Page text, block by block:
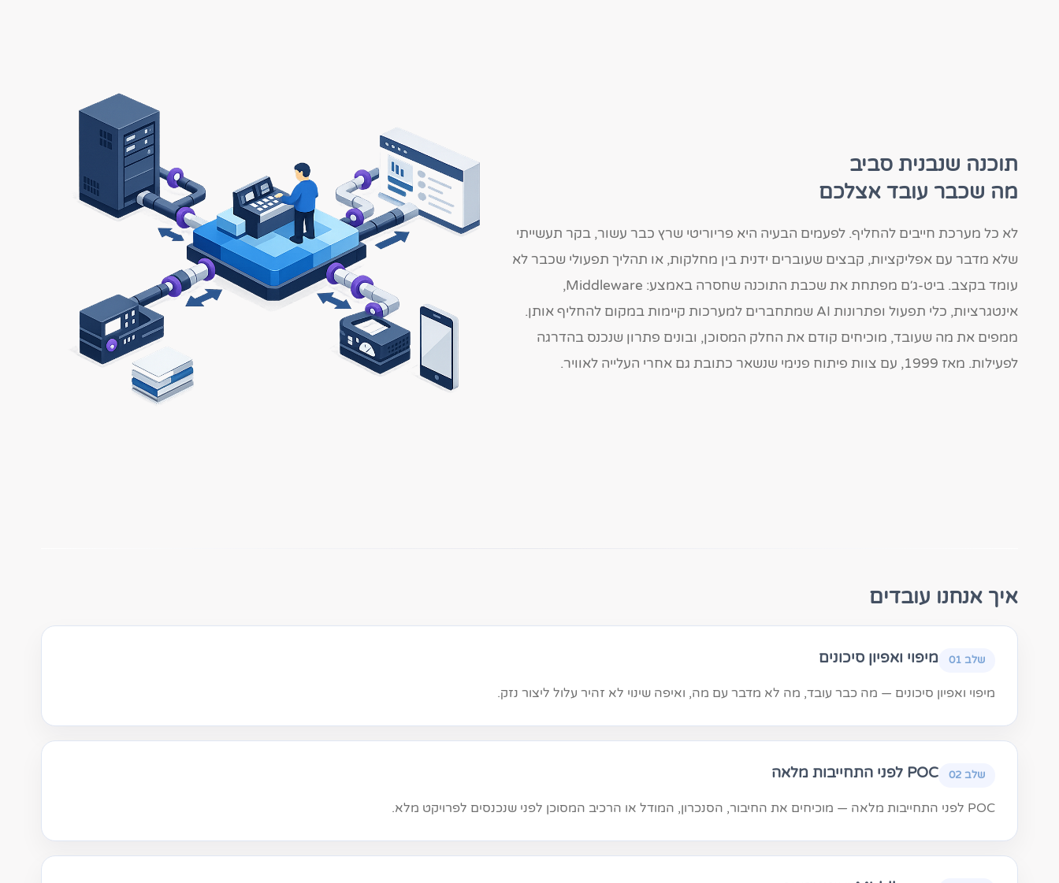
תוכנה שנבנית סביב
מה שכבר עובד אצלכם
לא כל מערכת חייבים להחליף. לפעמים הבעיה היא פריוריטי שרץ כבר עשור, בקר תעשייתי
שלא מדבר עם אפליקציות, קבצים שעוברים ידנית בין מחלקות, או תהליך תפעולי שכבר לא
עומד בקצב. ביט-ג׳ם מפתחת את שכבת התוכנה שחסרה באמצע: Middleware,
אינטגרציות, כלי תפעול ופתרונות AI שמתחברים למערכות קיימות במקום להחליף אותן.
ממפים את מה שעובד, מוכיחים קודם את החלק המסוכן, ובונים פתרון שנכנס בהדרגה
לפעילות. מאז 1999, עם צוות פיתוח פנימי שנשאר כתובת גם אחרי העלייה לאוויר.
איך אנחנו עובדים
שלב 01 מיפוי ואפיון סיכונים
מיפוי ואפיון סיכונים — מה כבר עובד, מה לא מדבר עם מה, ואיפה שינוי לא זהיר עלול ליצור נזק.
שלב 02 POC לפני התחייבות מלאה
POC לפני התחייבות מלאה — מוכיחים את החיבור, הסנכרון, המודל או הרכיב המסוכן לפני שנכנסים לפרויקט מלא.